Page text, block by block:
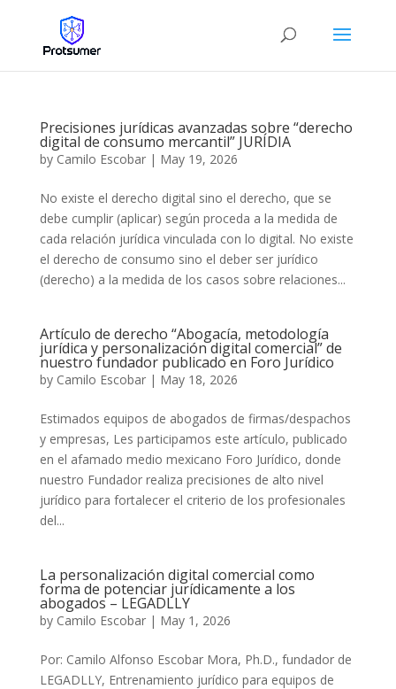
Precisiones jurídicas avanzadas sobre “derecho
digital de consumo mercantil” JURÍDIA
by Camilo Escobar| May 19, 2026
No existe el derecho digital sino el derecho, que se
debe cumplir (aplicar) según proceda a la medida de
cada relación jurídica vinculada con lo digital. No existe
el derecho de consumo sino el deber ser jurídico
(derecho) a la medida de los casos sobre relaciones...
Artículo de derecho “Abogacía, metodología
jurídica y personalización digital comercial” de
nuestro fundador publicado en Foro Jurídico
by Camilo Escobar| May 18, 2026
Estimados equipos de abogados de firmas/despachos
y empresas, Les participamos este artículo, publicado
en el afamado medio mexicano Foro Jurídico, donde
nuestro Fundador realiza precisiones de alto nivel
jurídico para fortalecer el criterio de los profesionales
del...
La personalización digital comercial como
forma de potenciar jurídicamente a los
abogados – LEGADLLY
by Camilo Escobar| May 1, 2026
Por: Camilo Alfonso Escobar Mora, Ph.D., fundador de
LEGADLLY, Entrenamiento jurídico para equipos de